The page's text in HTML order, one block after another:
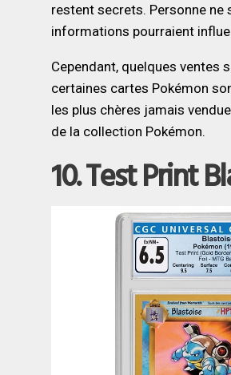
restent secrets. Personne ne
informations pourraient
Cependant, quelques ventes
certaines cartes Pokémon
les plus chères jamais
de la collection Pokémon.
10.Test Print